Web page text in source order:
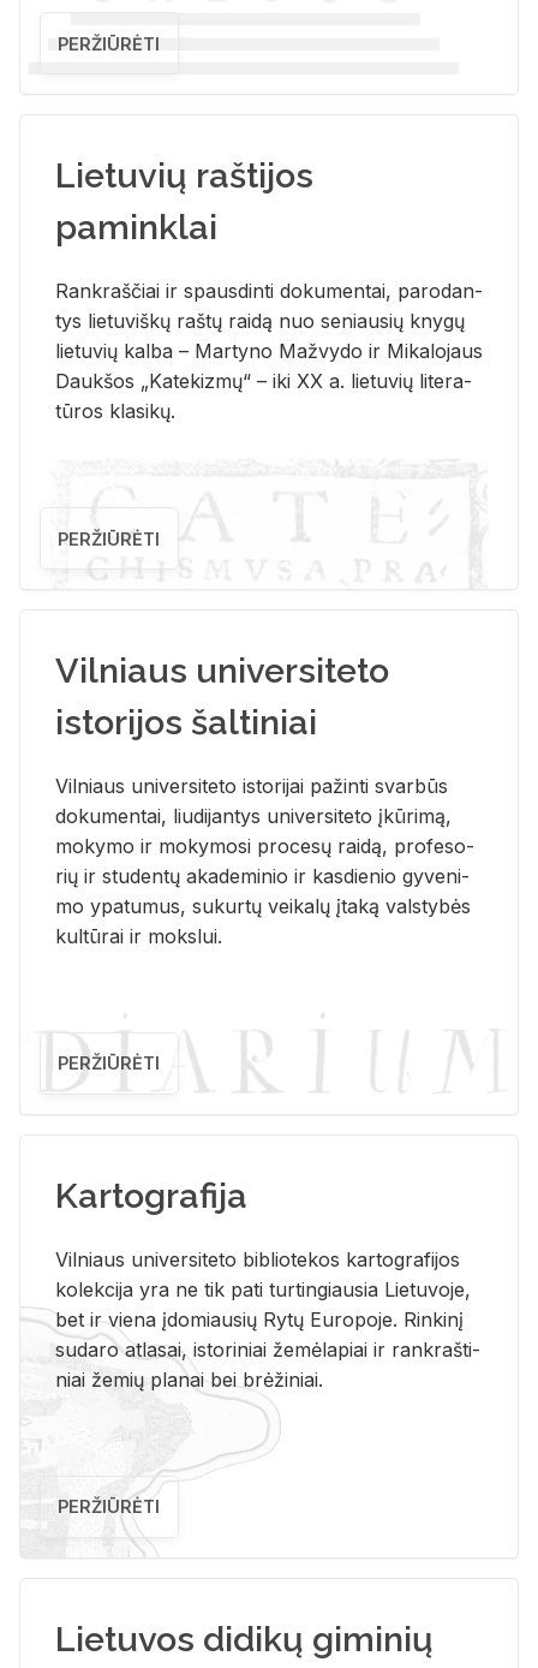
PERŽIŪRĖTI
Lietuvių raštijos
paminklai
Rank­raš­čiai ir spaus­din­ti do­ku­men­tai, pa­ro­dan­
tys lie­tu­viš­kų raš­tų rai­dą nuo se­niau­sių kny­gų
lie­tu­vių kal­ba – Mar­ty­no Ma­žvy­do ir Mi­ka­lo­jaus
Dauk­šos „Ka­te­kiz­mų“ – iki XX a. lie­tu­vių li­te­ra­
tū­ros kla­si­kų.
PERŽIŪRĖTI
Vilniaus universiteto
istorijos šaltiniai
Vil­niaus uni­ver­si­te­to is­to­ri­jai pa­žin­ti svar­būs
do­ku­men­tai, liu­di­jan­tys uni­ver­si­te­to įkū­ri­mą,
mo­ky­mo ir mo­ky­mo­si pro­ce­sų rai­dą, pro­fe­so­
rių ir stu­den­tų aka­de­mi­nio ir kas­die­nio gy­ve­ni­
mo ypa­tu­mus, su­kur­tų vei­ka­lų įta­ką vals­ty­bės
kul­tū­rai ir moks­lui.
PERŽIŪRĖTI
Kartografija
Vil­niaus uni­ver­si­te­to bi­b­lio­te­kos kar­to­gra­fi­jos
ko­lek­ci­ja yra ne tik pati tur­tin­giau­sia Lie­tu­vo­je,
bet ir vie­na įdo­miau­sių Rytų Eu­ro­po­je. Rin­ki­nį
su­da­ro at­la­sai, is­to­ri­niai že­mė­la­piai ir rank­raš­ti­
niai že­mių pla­nai bei brė­ži­niai.
PERŽIŪRĖTI
Lietuvos didikų giminių